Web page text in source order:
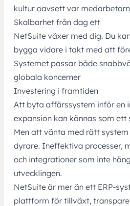
kultur oavsett var
Skalbarhet från dag ett
NetSuite växer med dig. Du
bygga vidare i takt med att
Systemet passar både
globala koncerner
Investering i framtiden
Att byta affärssystem inför en
expansion kan kännas som ett
Men att vänta med rätt
dyrare. Ineffektiva processer,
och integrationer som inte
utvecklingen.
NetSuite är mer än ett ERP-
plattform för tillväxt,